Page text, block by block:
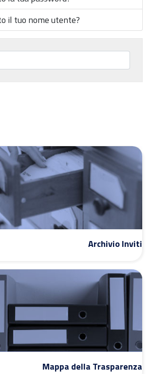
il tuo nome utente?
Archivio Inviti
Mappa della Trasparenza